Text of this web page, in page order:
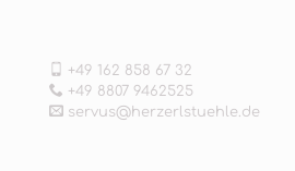
+49 162 858 67 32
+49 8807 9462525
servus@herzerlstuehle.de